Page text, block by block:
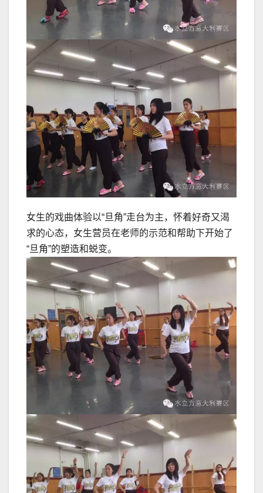
女生的戏曲体验以“旦角”走台为主，怀着好奇又渴
求的心态，女生营员在老师的示范和帮助下开始了
“旦角”的塑造和蜕变。